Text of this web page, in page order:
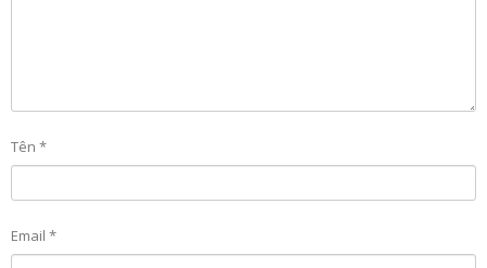
Tên *
Email *